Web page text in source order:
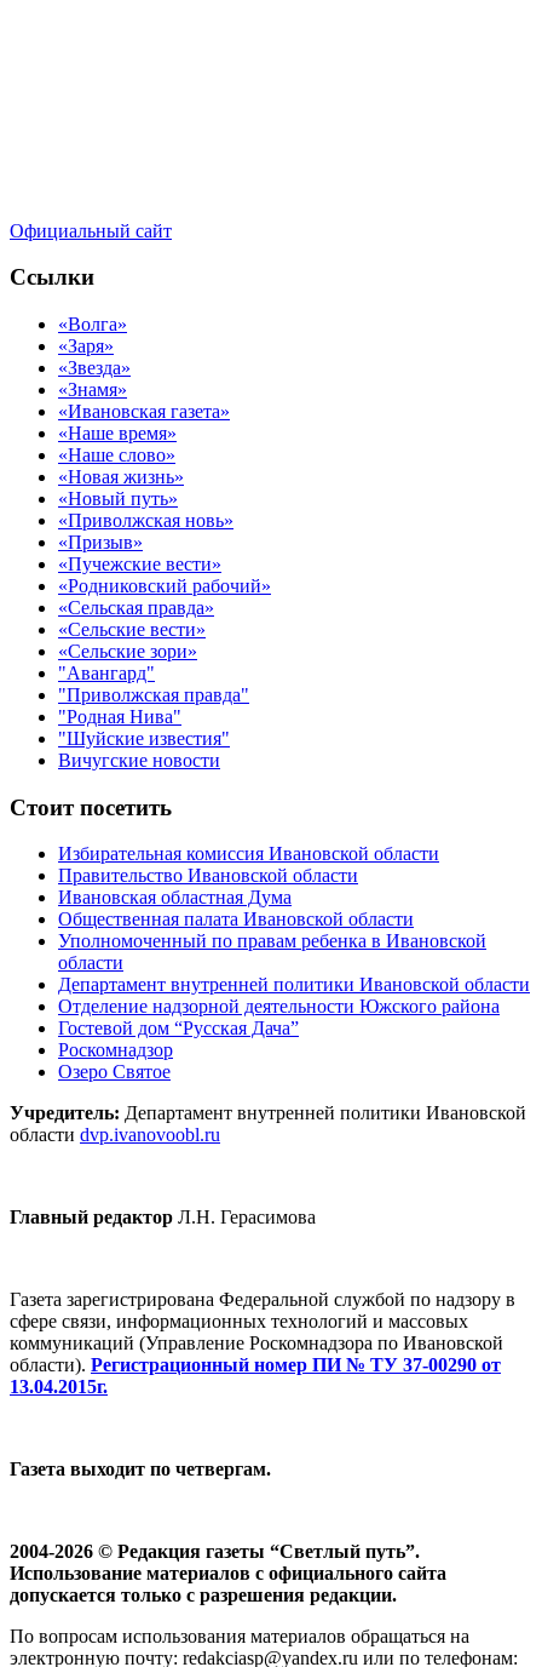
Официальный сайт
Ссылки
«Волга»
«Заря»
«Звезда»
«Знамя»
«Ивановская газета»
«Наше время»
«Наше слово»
«Новая жизнь»
«Новый путь»
«Приволжская новь»
«Призыв»
«Пучежские вести»
«Родниковский рабочий»
«Сельская правда»
«Сельские вести»
«Сельские зори»
"Авангард"
"Приволжская правда"
"Родная Нива"
"Шуйские известия"
Вичугские новости
Стоит посетить
Избирательная комиссия Ивановской области
Правительство Ивановской области
Ивановская областная Дума
Общественная палата Ивановской области
Уполномоченный по правам ребенка в Ивановской
области
Департамент внутренней политики Ивановской области
Отделение надзорной деятельности Южского района
Гостевой дом “Русская Дача”
Роскомнадзор
Озеро Святое
Учредитель: Департамент внутренней политики Ивановской
области dvp.ivanovoobl.ru
Главный редактор Л.Н. Герасимова
Газета зарегистрирована Федеральной службой по надзору в
сфере связи, информационных технологий и массовых
коммуникаций (Управление Роскомнадзора по Ивановской
области). Регистрационный номер ПИ № ТУ 37-00290 от
13.04.2015г.
Газета выходит по четвергам.
2004-2026 © Редакция газеты “Светлый путь”.
Использование материалов с официального сайта
допускается только с разрешения редакции.
По вопросам использования материалов обращаться на
электронную почту: redakciasp@yandex.ru или по телефонам: